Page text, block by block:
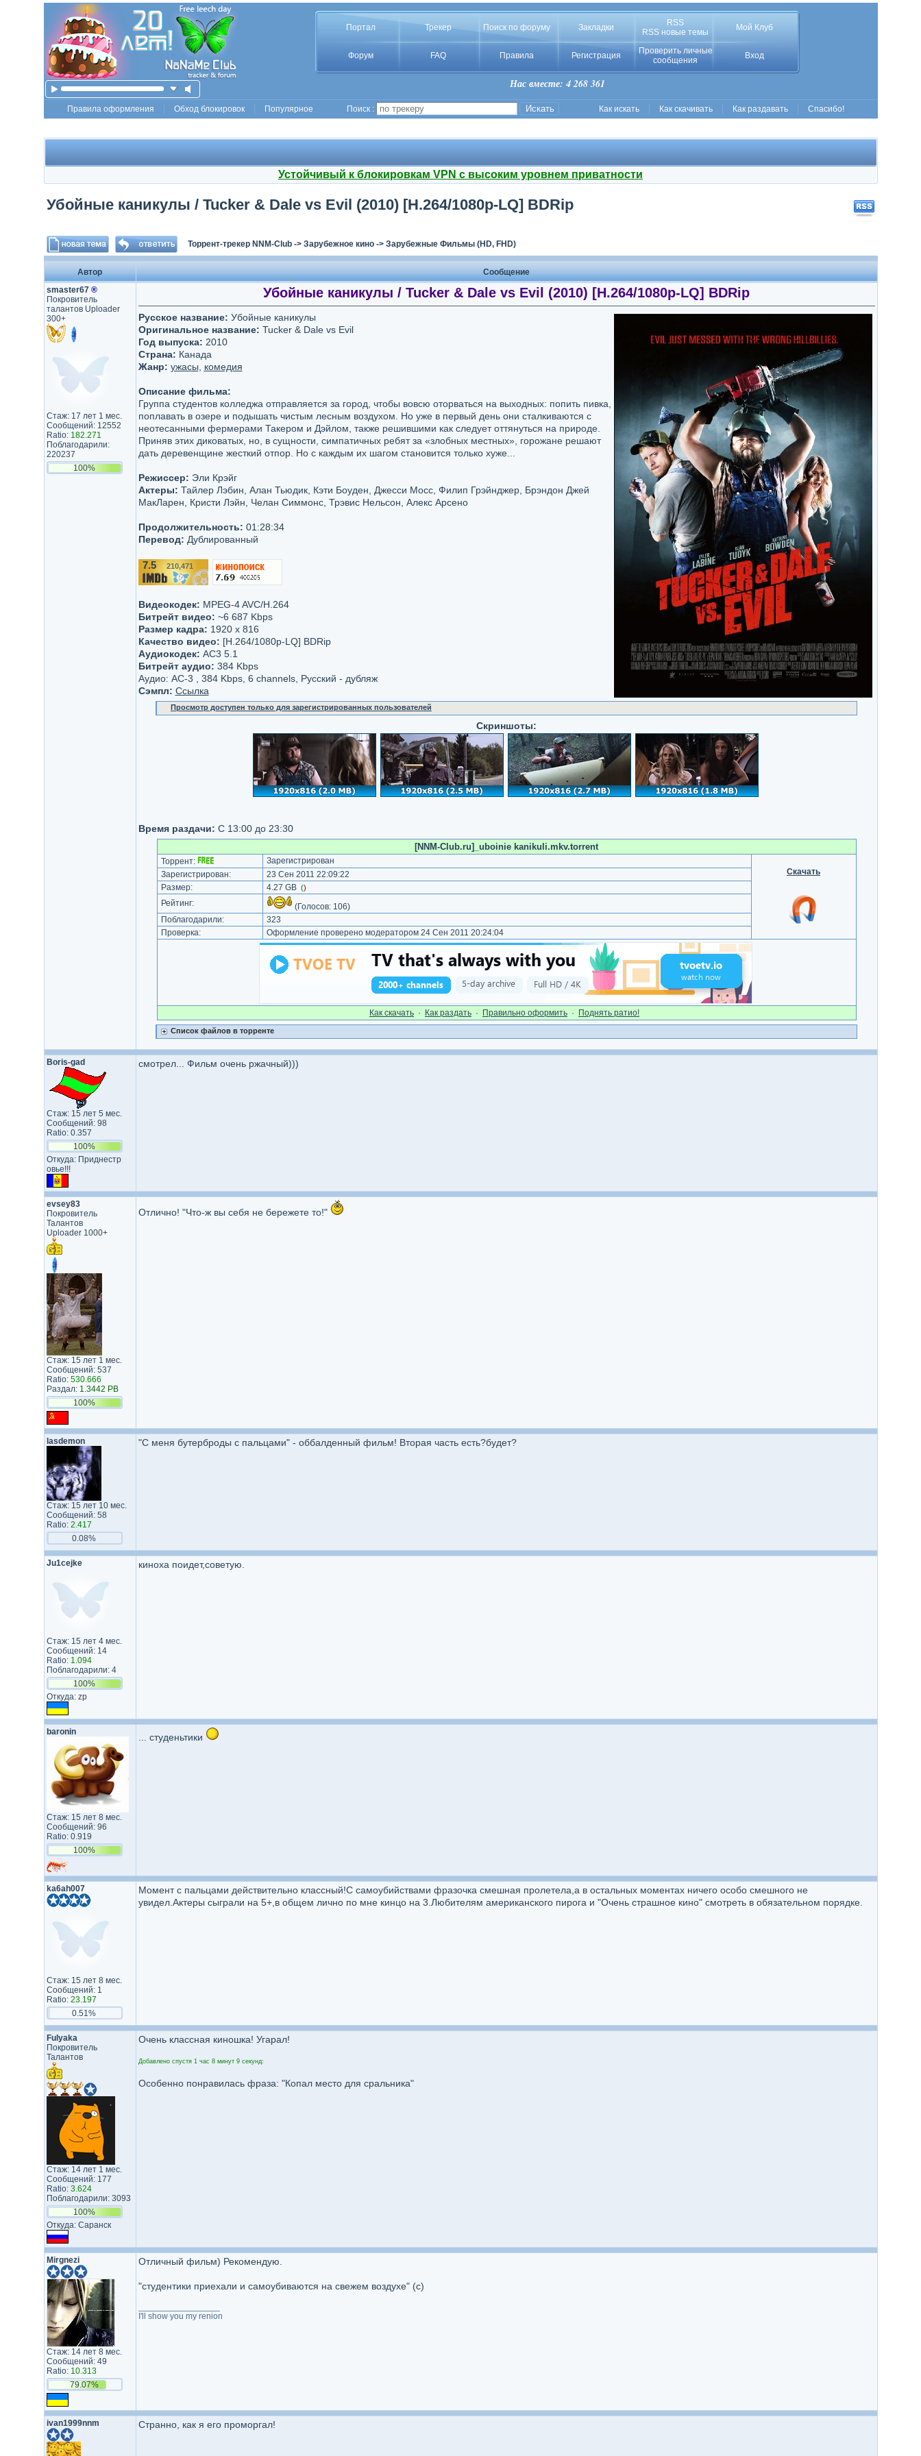
Портал Трекер Поиск по форуму Закладки
RSS
RSS новые темы
Мой Клуб
Форум FAQ Правила Регистрация
Проверить личные
сообщения
Вход
Нас вместе: 4 268 361
Правила оформления Обход блокировок Популярное Поиск : Как искать Как скачивать Как раздавать Спасибо!
Устойчивый к блокировкам VPN с высоким уровнем приватности
Убойные каникулы / Tucker & Dale vs Evil (2010) [H.264/1080p-LQ] BDRip
Торрент-трекер NNM-Club-> Зарубежное кино-> Зарубежные Фильмы (HD, FHD)
Автор
Сообщение
smaster67 ®
Покровитель
талантов Uploader
300+
Стаж: 17 лет 1 мес.
Сообщений: 12552
Ratio: 182.271
Поблагодарили:
220237
100%
Убойные каникулы / Tucker & Dale vs Evil (2010) [H.264/1080p-LQ] BDRip
Русское название: Убойные каникулы
Оригинальное название: Tucker & Dale vs Evil
Год выпуска: 2010
Страна: Канада
Жанр: ужасы комедия
Описание фильма:
Группа студентов колледжа отправляется за город, чтобы вовсю оторваться на выходных: попить пивка,
поплавать в озере и подышать чистым лесным воздухом. Но уже в первый день они сталкиваются с
неотесанными фермерами Такером и Дэйлом, также решившими как следует оттянуться на природе.
Приняв этих диковатых, но, в сущности, симпатичных ребят за «злобных местных», горожане решают
дать деревенщине жесткий отпор. Но с каждым их шагом становится только хуже...
Режиссер: Эли Крэйг
Актеры: Тайлер Лэбин, Алан Тьюдик, Кэти Боуден, Джесси Мосс, Филип Грэйнджер, Брэндон Джей
МакЛарен, Кристи Лэйн, Челан Симмонс, Трэвис Нельсон, Алекс Арсено
Продолжительность: 01:28:34
Перевод: Дублированный
7.5/10 210,471
Видеокодек: MPEG-4 AVC/H.264
Битрейт видео: ~6 687 Kbps
Размер кадра: 1920 x 816
Качество видео: [H.264/1080р-LQ] BDRip
Аудиокодек: AC3 5.1
Битрейт аудио: 384 Kbps
Аудио: AC-3 , 384 Kbps, 6 channels, Русский - дубляж
Сэмпл: Ссылка
Просмотр доступен только для зарегистрированных пользователей
Скриншоты:
Время раздачи: С 13:00 до 23:30
[NNM-Club.ru]_uboinie kanikuli.mkv.torrent
Торрент:
Зарегистрирован
Скачать
Зарегистрирован:
23 Сен 2011 22:09:22
Размер:
4.27 GB ()
Рейтинг: (Голосов: 106)
Поблагодарили:
323
Проверка:
Оформление проверено модератором 24 Сен 2011 20:24:04
Как cкачать · Как раздать · Правильно оформить · Поднять ратио!
Список файлов в торренте
Boris-gad
Стаж: 15 лет 5 мес.
Сообщений: 98
Ratio: 0.357
100%
Откуда: Приднестр​
овье!!!​
смотрел... Фильм очень ржачный)))
evsey83
Покровитель
Талантов
Uploader 1000+
Стаж: 15 лет 1 мес.
Сообщений: 537
Ratio: 530.666
Раздал: 1.3442 PB
100%
Отлично! "Что-ж вы себя не бережете то!"
lasdemon
Стаж: 15 лет 10 мес.
Сообщений: 58
Ratio: 2.417
0.08%
"С меня бутерброды с пальцами" - оббалденный фильм! Вторая часть есть?будет?
Ju1cejke
Стаж: 15 лет 4 мес.
Сообщений: 14
Ratio: 1.094
Поблагодарили: 4
100%
Откуда: zp
киноха поидет,советую.
baronin
Стаж: 15 лет 8 мес.
Сообщений: 96
Ratio: 0.919
100%
... студеньтики
ka6ah007
Стаж: 15 лет 8 мес.
Сообщений: 1
Ratio: 23.197
0.51%
Момент с пальцами действительно классный!С самоубийствами фразочка смешная пролетела,а в остальных моментах ничего особо смешного не
увидел.Актеры сыграли на 5+,в общем лично по мне кинцо на 3.Любителям американского пирога и "Очень страшное кино" смотреть в обязательном порядке.
Fulyaka
Покровитель
Талантов
Стаж: 14 лет 1 мес.
Сообщений: 177
Ratio: 3.624
Поблагодарили: 3093
100%
Откуда: Саранск
Очень классная киношка! Угарал!
Добавлено спустя 1 час 8 минут 9 секунд:
Особенно понравилась фраза: "Копал место для сральника"
Mirgnezi
Стаж: 14 лет 8 мес.
Сообщений: 49
Ratio: 10.313
79.07%
Отличный фильм) Рекомендую.
"студентики приехали и самоубиваются на свежем воздухе" (с)
I'll show you my renion
ivan1999nnm Странно, как я его проморгал!